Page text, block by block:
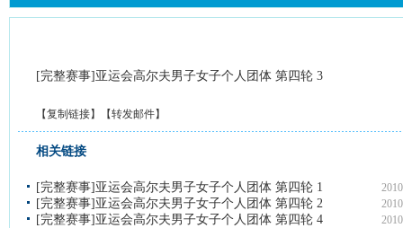
[完整赛事]亚运会高尔夫男子女子个人团体 第四轮 3
【复制链接】【转发邮件】
相关链接
[完整赛事]亚运会高尔夫男子女子个人团体 第四轮 1
[完整赛事]亚运会高尔夫男子女子个人团体 第四轮 2
[完整赛事]亚运会高尔夫男子女子个人团体 第四轮 4